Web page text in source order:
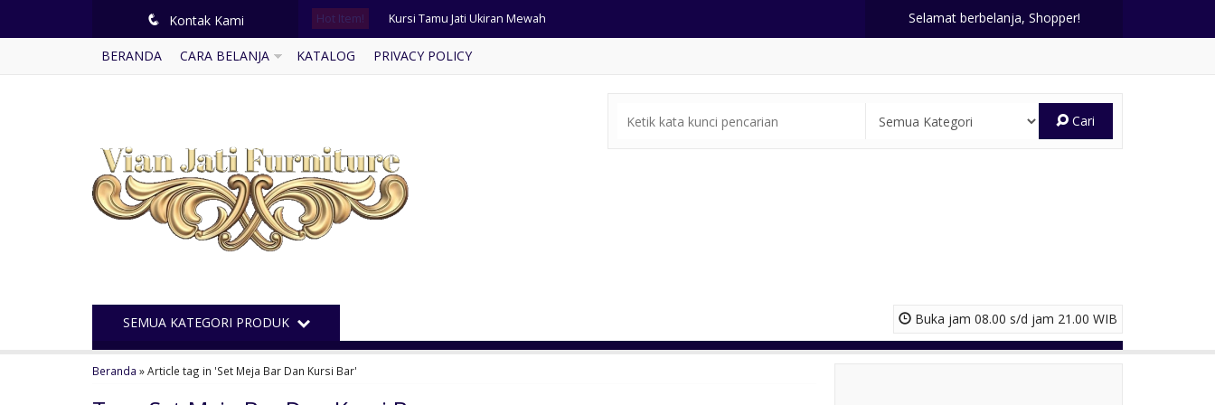
q Kontak Kami Hot Item! Kursi Tamu Jati Ukiran Mewah
Meja Rias Cat Duco Klasik
Lemari Sudut Kayu Jati Klasik
Lemari Pakaian Pintu 2 Jati
Selamat berbelanja, Shopper!
BERANDA CARA BELANJA KATALOG PRIVACY POLICY
Cari
Buka jam 08.00 s/d jam 21.00 WIB
SEMUA KATEGORI PRODUK
Beranda »Article tag in 'Set Meja Bar Dan Kursi Bar'